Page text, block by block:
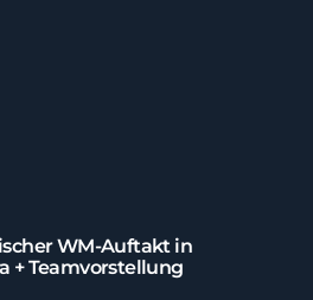
WM-Auftakt in
+ Teamvorstellung